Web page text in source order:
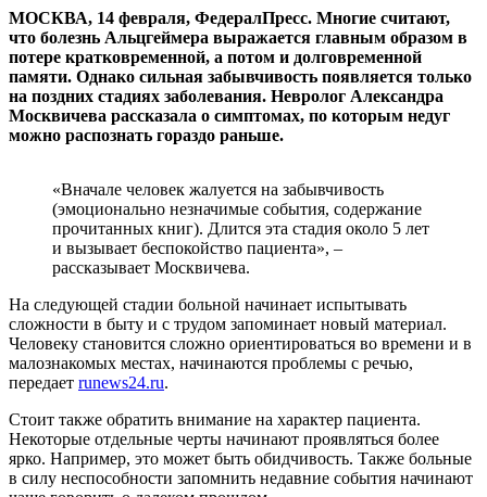
МОСКВА, 14 февраля, ФедералПресс. Многие считают,
что болезнь Альцгеймера выражается главным образом в
потере кратковременной, а потом и долговременной
памяти. Однако сильная забывчивость появляется только
на поздних стадиях заболевания. Невролог Александра
Москвичева рассказала о симптомах, по которым недуг
можно распознать гораздо раньше.
«Вначале человек жалуется на забывчивость
(эмоционально незначимые события, содержание
прочитанных книг). Длится эта стадия около 5 лет
и вызывает беспокойство пациента», –
рассказывает Москвичева.
На следующей стадии больной начинает испытывать
сложности в быту и с трудом запоминает новый материал.
Человеку становится сложно ориентироваться во времени и в
малознакомых местах, начинаются проблемы с речью,
передает runews24.ru.
Стоит также обратить внимание на характер пациента.
Некоторые отдельные черты начинают проявляться более
ярко. Например, это может быть обидчивость. Также больные
в силу неспособности запомнить недавние события начинают